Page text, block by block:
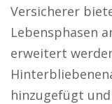
Versicherer
Lebensphasen
erweitert
hinzugefügt